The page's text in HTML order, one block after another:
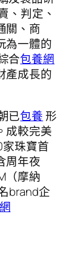
、判定、
關、商
為一體的
合包養網
產成長的
已包養形
成較完美
家珠寶首
周年夜
（摩納
brand企